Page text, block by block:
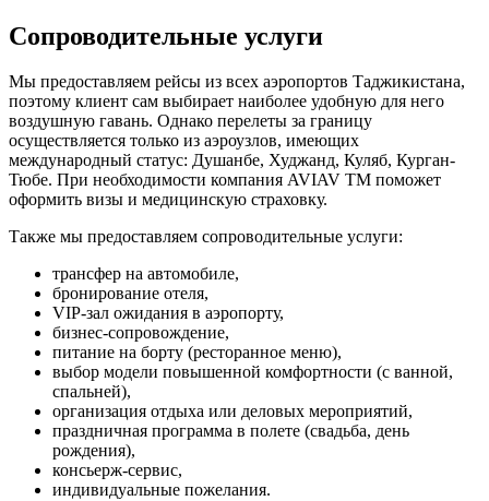
Сопроводительные услуги
Мы предоставляем рейсы из всех аэропортов Таджикистана,
поэтому клиент сам выбирает наиболее удобную для него
воздушную гавань. Однако перелеты за границу
осуществляется только из аэроузлов, имеющих
международный статус: Душанбе, Худжанд, Куляб, Курган-
Тюбе. При необходимости компания AVIAV TM поможет
оформить визы и медицинскую страховку.
Также мы предоставляем сопроводительные услуги:
трансфер на автомобиле,
бронирование отеля,
VIP-зал ожидания в аэропорту,
бизнес-сопровождение,
питание на борту (ресторанное меню),
выбор модели повышенной комфортности (с ванной,
спальней),
организация отдыха или деловых мероприятий,
праздничная программа в полете (свадьба, день
рождения),
консьерж-сервис,
индивидуальные пожелания.